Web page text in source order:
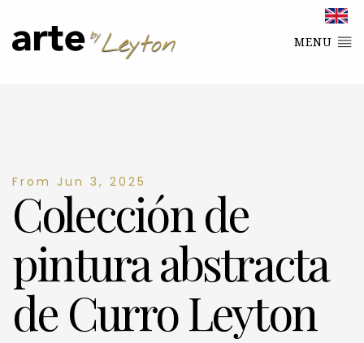
MENU
From Jun 3, 2025
Colección de
pintura abstracta
de Curro Leyton